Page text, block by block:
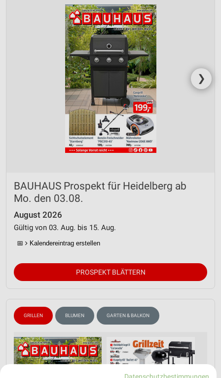
❯
BAUHAUS Prospekt für Heidelberg ab
Mo. den 03.08.
August 2026
Gültig von 03. Aug. bis 15. Aug.
📅 Kalendereintrag erstellen
PROSPEKT BLÄTTERN
GRILLEN BLUMEN GARTEN & BALKON